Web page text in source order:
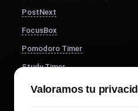
PostNext
FocusBox
Pomodoro Timer
Study Timer
DesignerBox
Valoramos tu